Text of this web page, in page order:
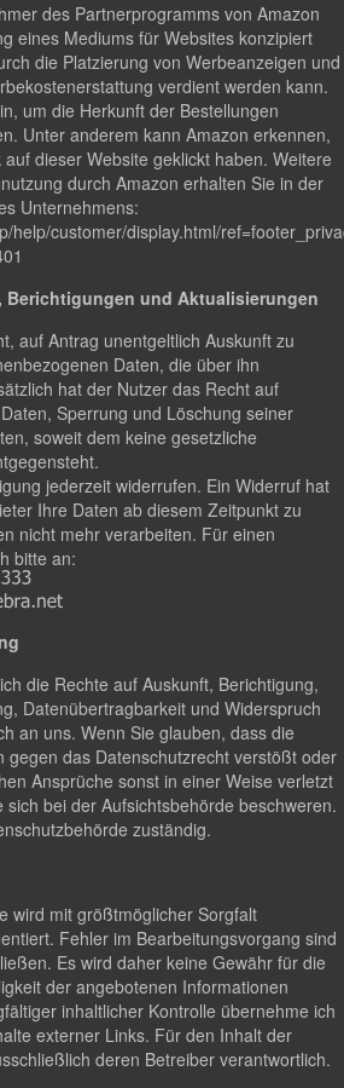
des Partnerprogramms von Amazon
eines Mediums für Websites konzipiert
die Platzierung von Werbeanzeigen und
verdient werden kann.
um die Herkunft der Bestellungen
Unter anderem kann Amazon erkennen,
dieser Website geklickt haben. Weitere
durch Amazon erhalten Sie in der
Unternehmens:
help/customer/display.html/
Berichtigungen und Aktualisierungen
auf Antrag unentgeltlich Auskunft zu
Daten, die über ihn
hat der Nutzer das Recht auf
Sperrung und Löschung seiner
soweit dem keine gesetzliche
jederzeit widerrufen. Ein Widerruf hat
Ihre Daten ab diesem Zeitpunkt zu
nicht mehr verarbeiten. Für einen
bitte an:
die Rechte auf Auskunft, Berichtigung,
Datenübertragbarkeit und Widerspruch
an uns. Wenn Sie glauben, dass die
gegen das Datenschutzrecht verstößt oder
Ansprüche sonst in einer Weise verletzt
bei der Aufsichtsbehörde beschweren.
zuständig.
wird mit größtmöglicher Sorgfalt
Fehler im Bearbeitungsvorgang sind
Es wird daher keine Gewähr für die
der angebotenen Informationen
inhaltlicher Kontrolle übernehme ich
externer Links. Für den Inhalt der
deren Betreiber verantwortlich.